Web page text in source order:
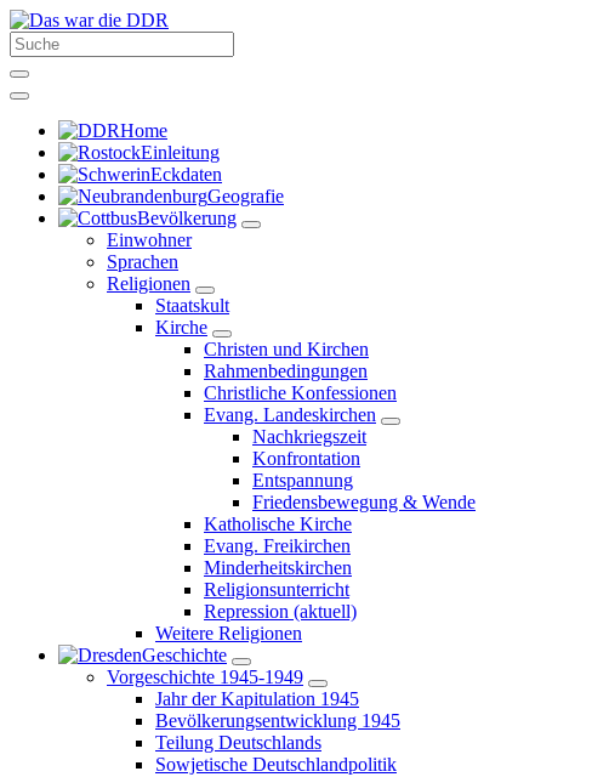
Home
Einleitung
Eckdaten
Geografie
Bevölkerung
Einwohner
Sprachen
Religionen
Staatskult
Kirche
Christen und Kirchen
Rahmenbedingungen
Christliche Konfessionen
Evang. Landeskirchen
Nachkriegszeit
Konfrontation
Entspannung
Friedensbewegung & Wende
Katholische Kirche
Evang. Freikirchen
Minderheitskirchen
Religionsunterricht
Repression (aktuell)
Weitere Religionen
Geschichte
Vorgeschichte 1945-1949
Jahr der Kapitulation 1945
Bevölkerungsentwicklung 1945
Teilung Deutschlands
Sowjetische Deutschlandpolitik